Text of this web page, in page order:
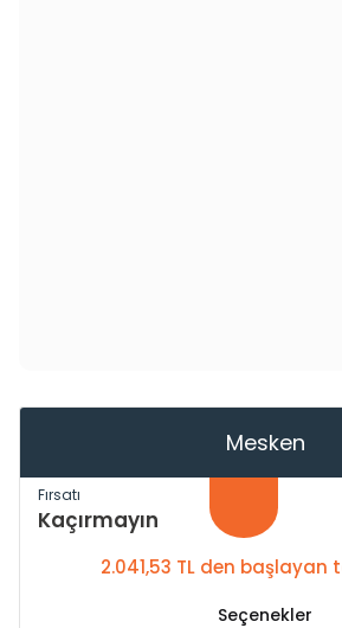
Mesken
Fırsatı
Kaçırmayın
2.041,53 TL den başlayan
Seçenekler